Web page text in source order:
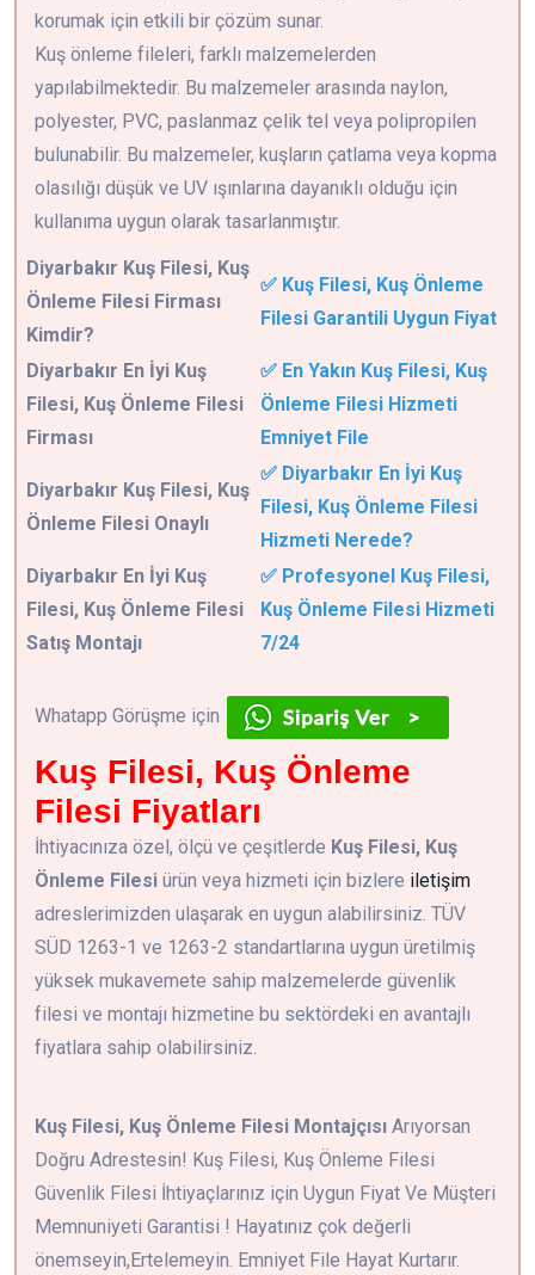
korumak için etkili bir çözüm sunar.
Kuş önleme fileleri, farklı malzemelerden
yapılabilmektedir. Bu malzemeler arasında naylon,
polyester, PVC, paslanmaz çelik tel veya polipropilen
bulunabilir. Bu malzemeler, kuşların çatlama veya kopma
olasılığı düşük ve UV ışınlarına dayanıklı olduğu için
kullanıma uygun olarak tasarlanmıştır.
Diyarbakır Kuş Filesi, Kuş
Önleme Filesi Firması
Kimdir?
✅ Kuş Filesi, Kuş Önleme
Filesi Garantili Uygun Fiyat
Diyarbakır En İyi Kuş
Filesi, Kuş Önleme Filesi
Firması
✅ En Yakın Kuş Filesi, Kuş
Önleme Filesi Hizmeti
Emniyet File
Diyarbakır Kuş Filesi, Kuş
Önleme Filesi Onaylı
✅ Diyarbakır En İyi Kuş
Filesi, Kuş Önleme Filesi
Hizmeti Nerede?
Diyarbakır En İyi Kuş
Filesi, Kuş Önleme Filesi
Satış Montajı
✅ Profesyonel Kuş Filesi,
Kuş Önleme Filesi Hizmeti
7/24
Whatapp Görüşme için
Kuş Filesi, Kuş Önleme
Filesi Fiyatları
İhtiyacınıza özel, ölçü ve çeşitlerde Kuş Filesi, Kuş
Önleme Filesi ürün veya hizmeti için bizlere iletişim
adreslerimizden ulaşarak en uygun alabilirsiniz. TÜV
SÜD 1263-1 ve 1263-2 standartlarına uygun üretilmiş
yüksek mukavemete sahip malzemelerde güvenlik
filesi ve montajı hizmetine bu sektördeki en avantajlı
fiyatlara sahip olabilirsiniz.
Kuş Filesi, Kuş Önleme Filesi Montajçısı Arıyorsan
Doğru Adrestesin! Kuş Filesi, Kuş Önleme Filesi
Güvenlik Filesi İhtiyaçlarınız için Uygun Fiyat Ve Müşteri
Memnuniyeti Garantisi ! Hayatınız çok değerli
önemseyin,Ertelemeyin. Emniyet File Hayat Kurtarır.